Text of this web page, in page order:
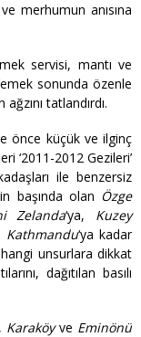
merhumun anısına
servisi, mantı ve
sonunda özenle
tatlandırdı.
önce küçük ve ilginç
‘2011-2012 Gezileri’
ile benzersiz
başında olan Özge
Zelanda‘ya, Kuzey
Kathmandu‘ya kadar
unsurlara dikkat
dağıtılan basılı
Karaköyve Eminönü